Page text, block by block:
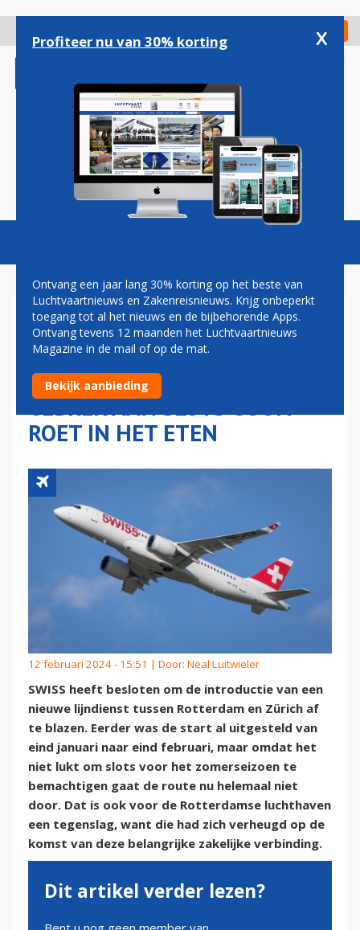
gaan
Check in
Magazine Podcasts Vacatures
SWISS ZIET AF VAN
LIJNDIENST NAAR
ROTTERDAM AIRPORT:
GEBREK AAN SLOTS GOOIT
ROET IN HET ETEN
12 februari 2024 - 15:51 | Door: Neal Luitwieler
SWISS heeft besloten om de introductie van een
nieuwe lijndienst tussen Rotterdam en Zürich af
te blazen. Eerder was de start al uitgesteld van
eind januari naar eind februari, maar omdat het
niet lukt om slots voor het zomerseizoen te
bemachtigen gaat de route nu helemaal niet
door. Dat is ook voor de Rotterdamse luchthaven
een tegenslag, want die had zich verheugd op de
komst van deze belangrijke zakelijke verbinding.
Dit artikel verder lezen?
Profiteer nu van 30% korting x
Ontvang een jaar lang 30% korting op het beste van
Luchtvaartnieuws en Zakenreisnieuws. Krijg onbeperkt
toegang tot al het nieuws en de bijbehorende Apps.
Ontvang tevens 12 maanden het Luchtvaartnieuws
Magazine in de mail of op de mat.
Bekijk aanbieding